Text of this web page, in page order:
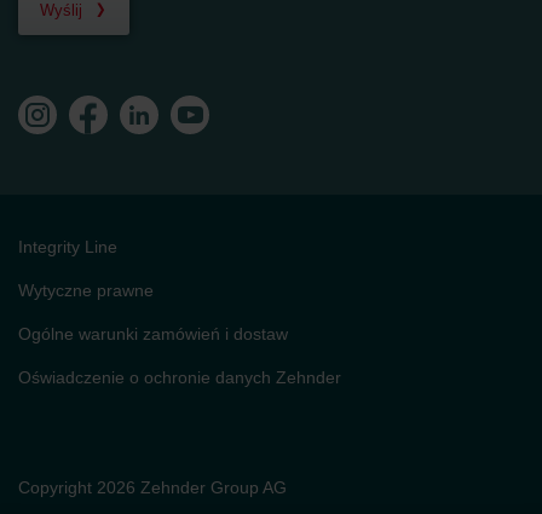
Wyślij
Copyright 2026 Zehnder Group AG
Integrity Line
Wytyczne prawne
Ogólne warunki zamówień i dostaw
Oświadczenie o ochronie danych Zehnder